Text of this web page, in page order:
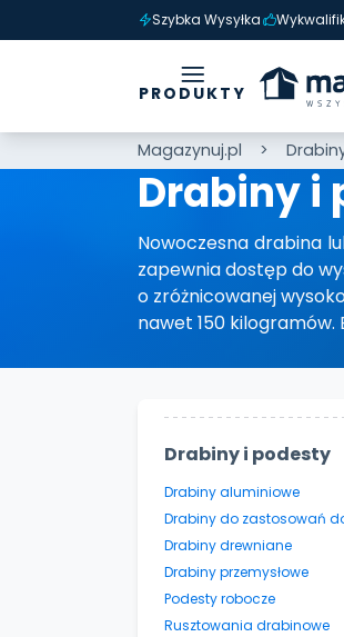
Szybka Wysyłka
PRODUKTY
Magazynuj.pl
Drabiny i
Nowoczesna drabina
zapewnia dostęp do
o zróżnicowanej
nawet 150
Drabiny i podesty
Drabiny aluminiowe
Drabiny do zastosowań
Drabiny drewniane
Drabiny przemysłowe
Podesty robocze
Rusztowania drabinowe